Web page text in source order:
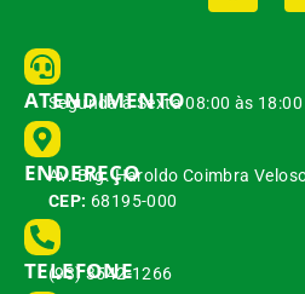
ATENDIMENTO
Segunda à Sexta 08:00 às 18:00
ENDEREÇO
Av. Brg. Haroldo Coimbra
CEP: 68195-000
TELEFONE
(93) 3542-1266